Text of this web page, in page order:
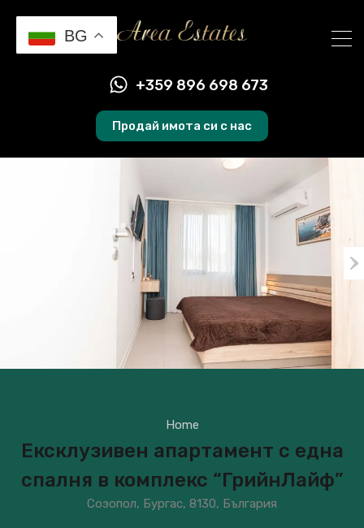
+359 896 698 673
Продай имота си с нас
Home
Ексклузивен апартамент с една
спалня в комплекс “ГрийнЛайф”
Созопол, Бургас, 8130, България
BG